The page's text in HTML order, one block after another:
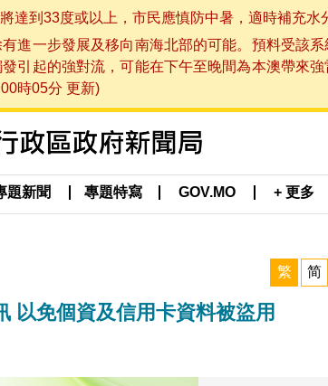
達到33度或以上，市民應慎防中暑，適時補充
進一步發展及移向南海北部的可能。預料受該
引起的強對流，可能在下午至晚間為本澳帶來
時05分 更新)
題新聞 專題特寫 GOV.MO + 更多
繁 简
以免個資及信用卡資料被盜用